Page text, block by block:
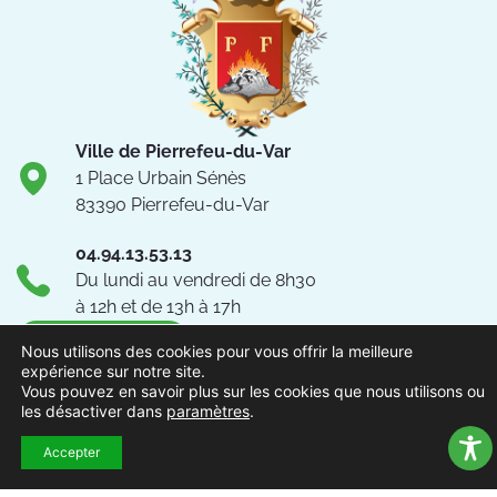
Ville de Pierrefeu-du-Var
1 Place Urbain Sénès
83390 Pierrefeu-du-Var
04.94.13.53.13
Du lundi au vendredi de 8h30
à 12h et de 13h à 17h
Suivez-nous !
Nous utilisons des cookies pour vous offrir la meilleure
expérience sur notre site.
Vous pouvez en savoir plus sur les cookies que nous utilisons ou
les désactiver dans paramètres.
Accepter